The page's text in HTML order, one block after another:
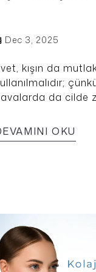
Dec 3, 2025
kışın da
da cilde
OKU
Sende Kazan ✨